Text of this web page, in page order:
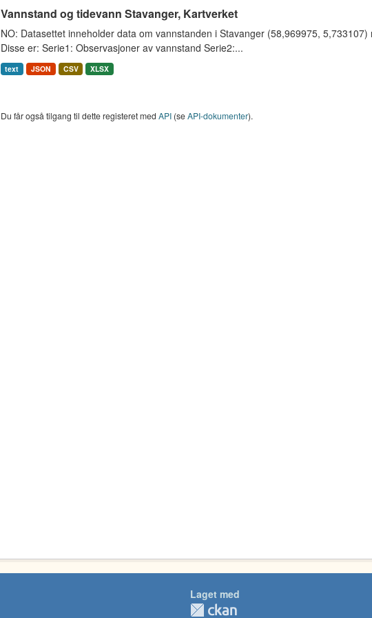
Vannstand og tidevann Stavanger, Kartverket
NO: Datasettet inneholder data om vannstanden i Stavanger (58,969975,
Disse er: Serie1: Observasjoner av vannstand Serie2:...
text JSON CSV XLSX
Du får også tilgang til dette registeret med API(seAPI-dokumenter).
Laget med